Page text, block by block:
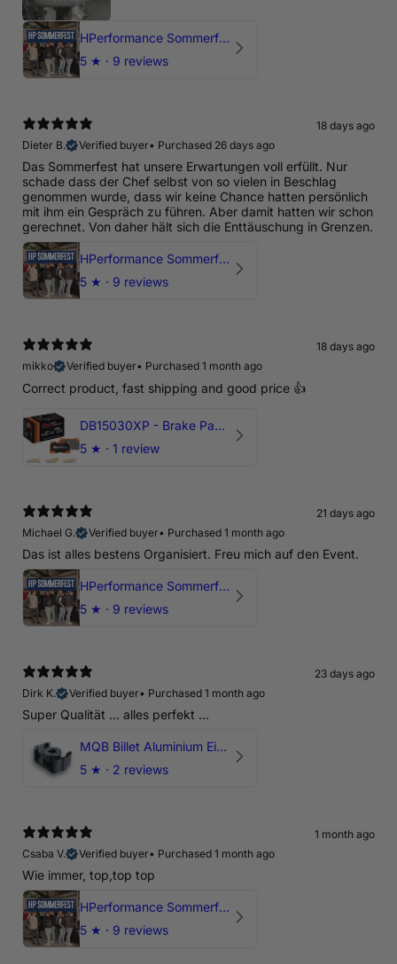
HPerformance Sommerfest 2026
5 ★ · 9 reviews
18 days ago
Dieter B.
Verified buyer• Purchased 26 days ago
Das Sommerfest hat unsere Erwartungen voll erfüllt. Nur
schade dass der Chef selbst von so vielen in Beschlag
genommen wurde, dass wir keine Chance hatten persönlich
mit ihm ein Gespräch zu führen. Aber damit hatten wir schon
gerechnet. Von daher hält sich die Enttäuschung in Grenzen.
HPerformance Sommerfest 2026
5 ★ · 9 reviews
18 days ago
mikko
Verified buyer• Purchased 1 month ago
Correct product, fast shipping and good price 👍
DB15030XP - Brake Pads Xtreme Performance | Front Axle
5 ★ · 1 review
21 days ago
Michael G.
Verified buyer• Purchased 1 month ago
Das ist alles bestens Organisiert. Freu mich auf den Event.
HPerformance Sommerfest 2026
5 ★ · 9 reviews
23 days ago
Dirk K.
Verified buyer• Purchased 1 month ago
Super Qualität ... alles perfekt ...
MQB Billet Aluminium Einsatz Drehmomentstütze - DOGBONE für Audi RS3, TTRS, RSQ3
5 ★ · 2 reviews
1 month ago
Csaba V.
Verified buyer• Purchased 1 month ago
Wie immer, top,top top
HPerformance Sommerfest 2026
5 ★ · 9 reviews